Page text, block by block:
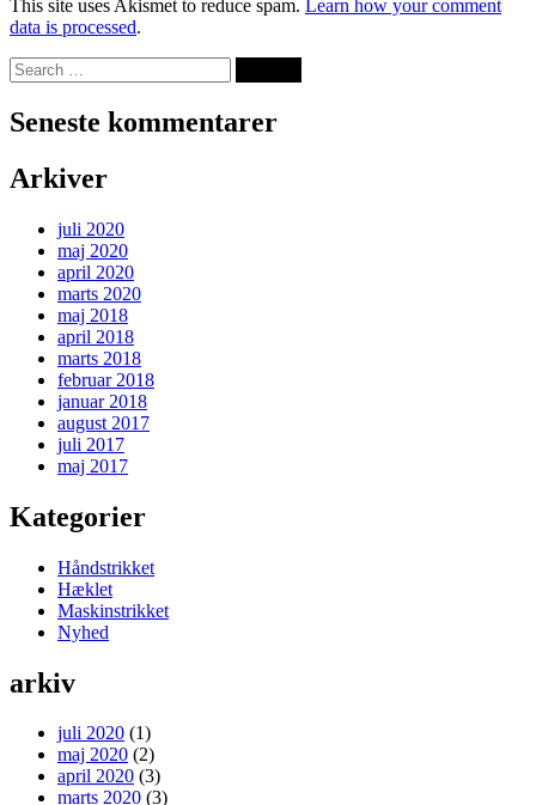
This site uses Akismet to reduce spam. Learn how your comment
data is processed.
Seneste kommentarer
Arkiver
juli 2020
maj 2020
april 2020
marts 2020
maj 2018
april 2018
marts 2018
februar 2018
januar 2018
august 2017
juli 2017
maj 2017
Kategorier
Håndstrikket
Hæklet
Maskinstrikket
Nyhed
arkiv
juli 2020 (1)
maj 2020 (2)
april 2020 (3)
marts 2020 (3)